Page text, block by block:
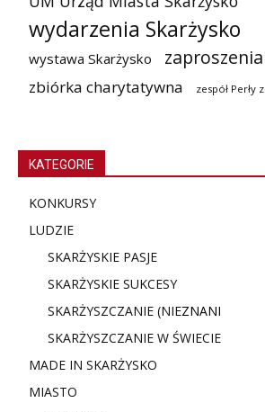
wydarzenia Skarżysko
wystawa Skarżysko
zbiórka charytatywna zespół Perły
KATEGORIE
KONKURSY
LUDZIE
SKARŻYSKIE PASJE
SKARŻYSKIE SUKCESY
SKARŻYSZCZANIE (NIEZNANI
SKARŻYSZCZANIE W ŚWIECIE
MADE IN SKARŻYSKO
MIASTO